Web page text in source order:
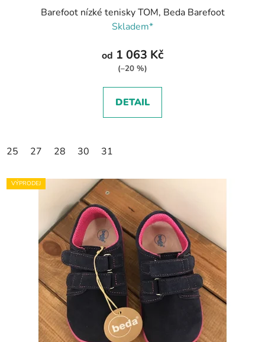
Barefoot nízké tenisky TOM, Beda Barefoot
Skladem*
od 1 063 Kč
(–20 %)
DETAIL
25 27 28 30 31
VÝPRODEJ